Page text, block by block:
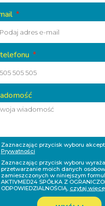
Zaznaczając przycisk wyboru
Prywatności
Zaznaczając przycisk wyboru
przetwarzanie moich danych
zamieszczonych w niniejszym
AKTIVMED24 SPÓŁKA Z
ODPOWIEDZIALNOŚCIĄ, czytaj